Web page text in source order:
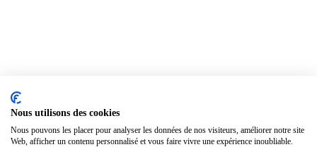
Nous utilisons des cookies
Nous pouvons les placer pour analyser les données de nos visiteurs, améliorer notre site
Web, afficher un contenu personnalisé et vous faire vivre une expérience inoubliable.